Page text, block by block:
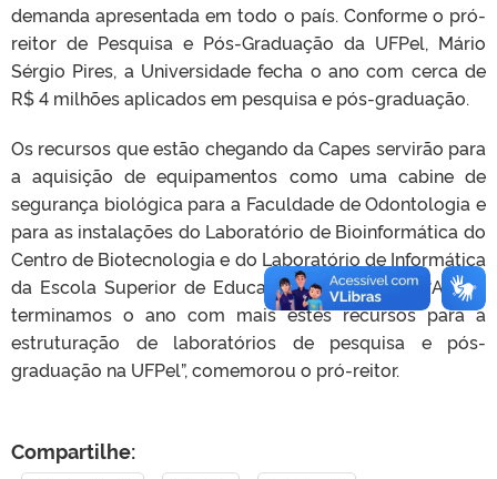
demanda apresentada em todo o país. Conforme o pró-
reitor de Pesquisa e Pós-Graduação da UFPel, Mário
Sérgio Pires, a Universidade fecha o ano com cerca de
R$ 4 milhões aplicados em pesquisa e pós-graduação.
Os recursos que estão chegando da Capes servirão para
a aquisição de equipamentos como uma cabine de
segurança biológica para a Faculdade de Odontologia e
para as instalações do Laboratório de Bioinformática do
Centro de Biotecnologia e do Laboratório de Informática
da Escola Superior de Educação Física(Esef).
“Assim,
terminamos o ano com mais estes recursos para a
estruturação de laboratórios de pesquisa e pós-
graduação na UFPel”, comemorou o pró-reitor.
Compartilhe: